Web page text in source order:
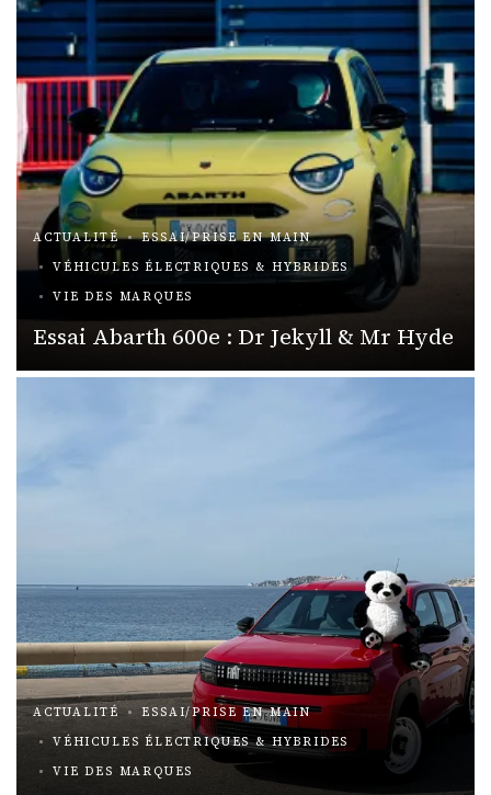
ACTUALITÉ
ESSAI/PRISE EN MAIN
VÉHICULES ÉLECTRIQUES & HYBRIDES
VIE DES MARQUES
Essai Abarth 600e : Dr Jekyll & Mr Hyde
ACTUALITÉ
ESSAI/PRISE EN MAIN
VÉHICULES ÉLECTRIQUES & HYBRIDES
VIE DES MARQUES